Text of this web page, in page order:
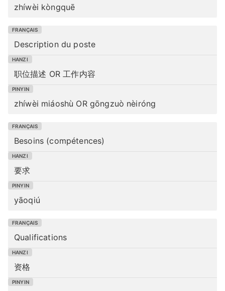
zhíwèi kòngquē
Description du poste
职位描述 OR 工作内容
zhíwèi miáoshù OR gōngzuò nèiróng
Besoins (compétences)
要求
yāoqiú
Qualifications
资格